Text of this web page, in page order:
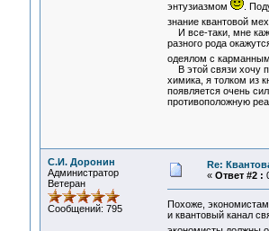
энтузиазмом
.
знание квантовой
И все-таки, мне
разного рода
одеялом с
В этой связи хочу
химика, я толком из
появляется очень
противоположную
С.И. Доронин
Администратор
Ветеран
Сообщений: 795
Re:
« Ответ #2 :
Похоже,
и квантовый канал